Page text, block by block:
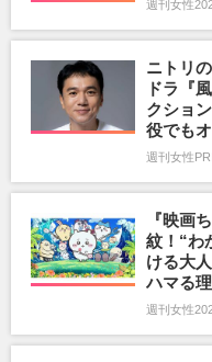
週刊女性
ニトリ
ドラ『
クショ
役でも
週刊女性
『映画
紋！“わ
ける大
ハマる
週刊女性